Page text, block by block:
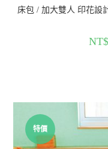
床包 / 加大雙人 印花設
NT$
特價